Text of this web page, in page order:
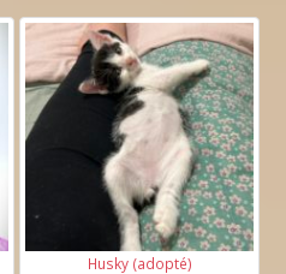
Husky (adopté)